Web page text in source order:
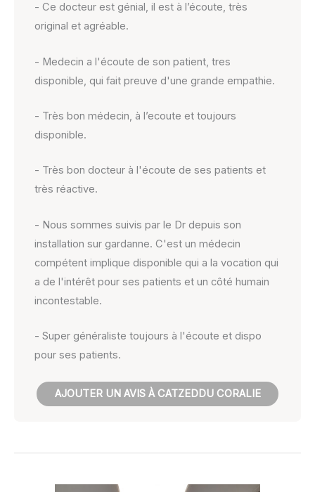
- Ce docteur est génial, il est à l’écoute, très
original et agréable.
- Medecin a l'écoute de son patient, tres
disponible, qui fait preuve d'une grande empathie.
- Très bon médecin, à l’ecoute et toujours
disponible.
- Très bon docteur à l'écoute de ses patients et
très réactive.
- Nous sommes suivis par le Dr depuis son
installation sur gardanne. C'est un médecin
compétent implique disponible qui a la vocation qui
a de l'intérêt pour ses patients et un côté humain
incontestable.
- Super généraliste toujours à l'écoute et dispo
pour ses patients.
AJOUTER UN AVIS À CATZEDDU CORALIE